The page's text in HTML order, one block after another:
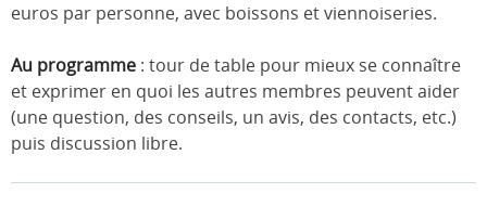
euros par personne, avec boissons et viennoiseries.
Au programme : tour de table pour mieux se connaître
et exprimer en quoi les autres membres peuvent aider
(une question, des conseils, un avis, des contacts, etc.)
puis discussion libre.